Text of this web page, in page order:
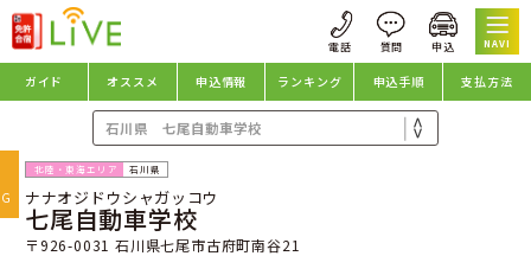
NAVI
ガイド オススメ 申込情報 ランキング 申込手順 支払方法
石川県
ナナオジドウシャガッコウ
七尾自動車学校
〒926-0031 石川県七尾市古府町南谷21